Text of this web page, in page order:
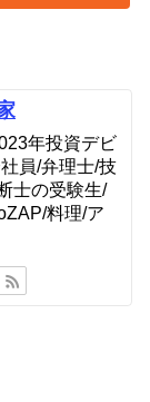
年投資デビ
員/弁理士/技
士の受験生/
料理/ア